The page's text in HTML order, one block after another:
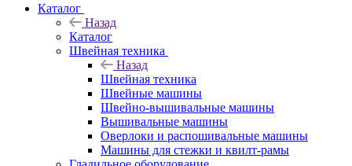
Каталог
Назад
Каталог
Швейная техника
Назад
Швейная техника
Швейные машины
Швейно-вышивальные машины
Вышивальные машины
Оверлоки и распошивальные машины
Машины для стежки и квилт-рамы